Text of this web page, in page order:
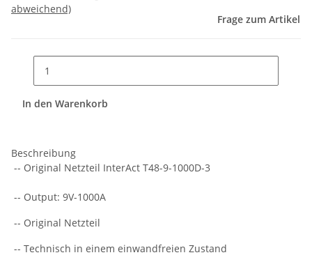
abweichend)
Frage zum Artikel
In den Warenkorb
Beschreibung
-- Original Netzteil InterAct T48-9-1000D-3
-- Output: 9V-1000A
-- Original Netzteil
-- Technisch in einem einwandfreien Zustand